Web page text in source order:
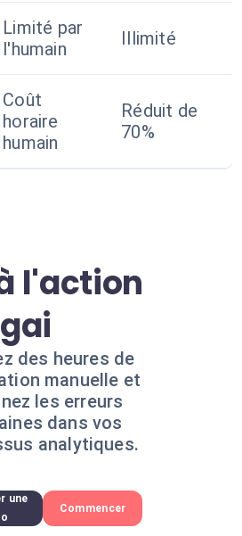
Limité par
l'humain
Illimité
Coût
horaire
humain
Réduit de
70%
l'action
des heures de
manuelle et
les erreurs
dans vos
analytiques.
une
Commencer